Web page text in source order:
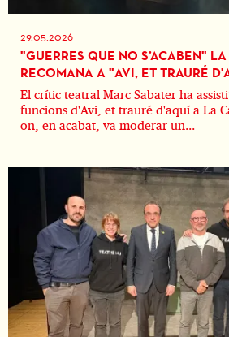
29.05.2026
"GUERRES QUE NO S’ACABEN"
RECOMANA A "AVI, ET TRAURÉ
El crític teatral Marc Sabater ha
funcions d'Avi, et trauré d'aquí a La
on, en acabat, va moderar un...